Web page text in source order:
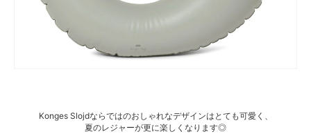
Konges Slojdならではのおしゃれなデザインはとても可愛く、
夏のレジャーが更に楽しくなります◎